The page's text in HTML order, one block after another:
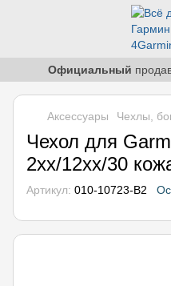
Официальный
Аксессуары Чехлы,
Чехол для
2xx/12xx/30
Артикул: 010-10723-B2